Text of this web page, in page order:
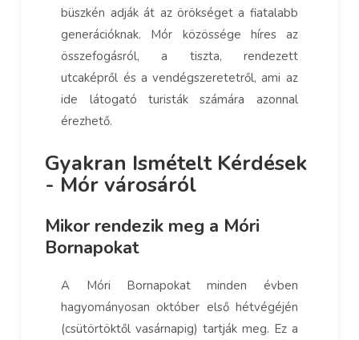
büszkén adják át az örökséget a fiatalabb
generációknak. Mór közössége híres az
összefogásról, a tiszta, rendezett
utcaképről és a vendégszeretetről, ami az
ide látogató turisták számára azonnal
érezhető.
Gyakran Ismételt Kérdések
- Mór városáról
Mikor rendezik meg a Móri
Bornapokat
A Móri Bornapokat minden évben
hagyományosan október első hétvégéjén
(csütörtöktől vasárnapig) tartják meg. Ez a